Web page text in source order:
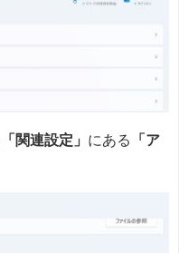
「関連設定」 にある
「ア